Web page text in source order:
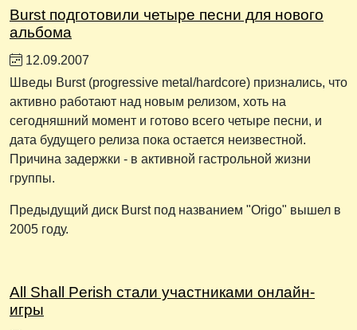
Burst подготовили четыре песни для нового
альбома
12.09.2007
Шведы Burst (progressive metal/hardcore) признались, что
активно работают над новым релизом, хоть на
сегодняшний момент и готово всего четыре песни, и
дата будущего релиза пока остается неизвестной.
Причина задержки - в активной гастрольной жизни
группы.
Предыдущий диск Burst под названием "Origo" вышел в
2005 году.
All Shall Perish стали участниками онлайн-
игры